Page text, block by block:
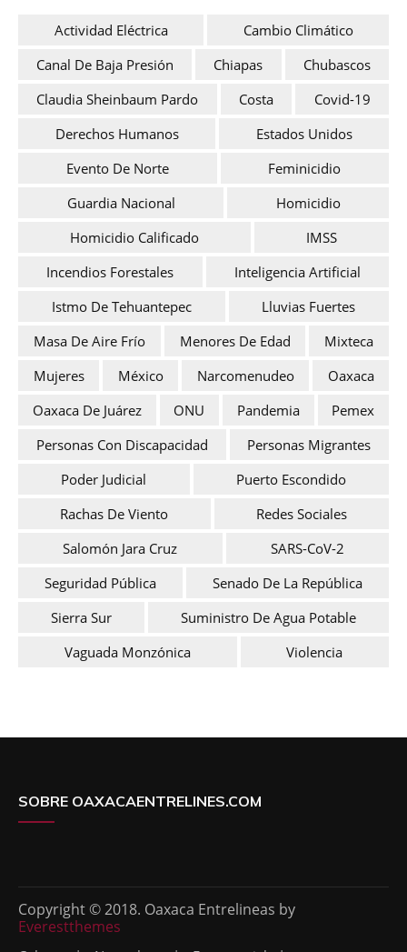
Actividad Eléctrica
Cambio Climático
Canal De Baja Presión
Chiapas
Chubascos
Claudia Sheinbaum Pardo
Costa
Covid-19
Derechos Humanos
Estados Unidos
Evento De Norte
Feminicidio
Guardia Nacional
Homicidio
Homicidio Calificado
IMSS
Incendios Forestales
Inteligencia Artificial
Istmo De Tehuantepec
Lluvias Fuertes
Masa De Aire Frío
Menores De Edad
Mixteca
Mujeres
México Narcomenudeo
Oaxaca
Oaxaca De Juárez
ONU Pandemia
Pemex
Personas Con Discapacidad
Personas Migrantes
Poder Judicial
Puerto Escondido
Rachas De Viento
Redes Sociales
Salomón Jara Cruz
SARS-CoV-2
Seguridad Pública
Senado De La República
Sierra Sur
Suministro De Agua Potable
Vaguada Monzónica
Violencia
SOBRE OAXACAENTRELINES.COM
Copyright © 2018. Oaxaca Entrelineas by
Everestthemes